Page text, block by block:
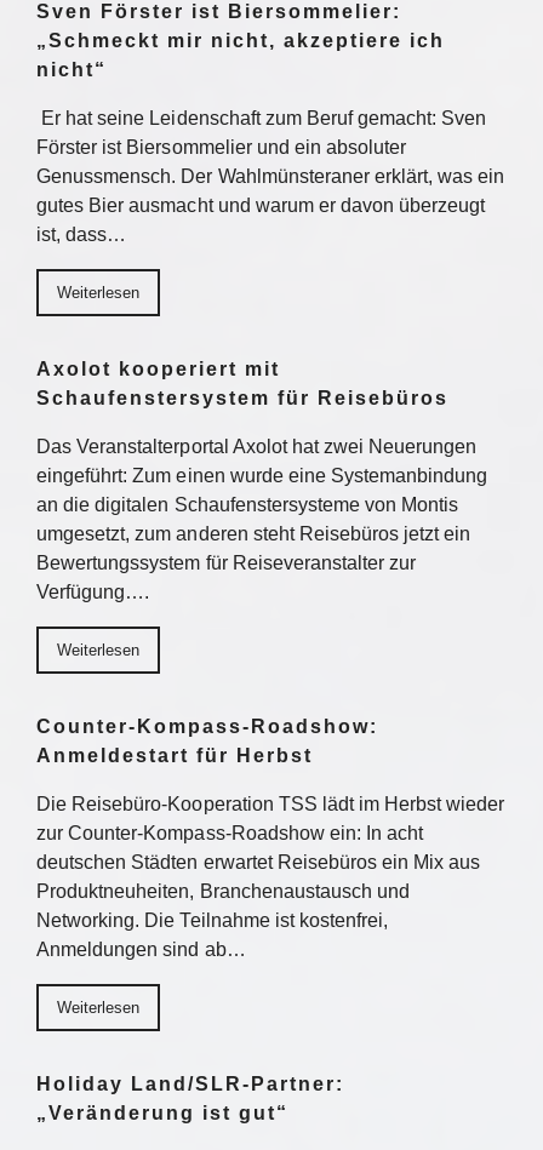
Sven Förster ist Biersommelier:
„Schmeckt mir nicht, akzeptiere ich
nicht“
Er hat seine Leidenschaft zum Beruf gemacht: Sven
Förster ist Biersommelier und ein absoluter
Genussmensch. Der Wahlmünsteraner erklärt, was ein
gutes Bier ausmacht und warum er davon überzeugt
ist, dass…
Weiterlesen
Axolot kooperiert mit
Schaufenstersystem für Reisebüros
Das Veranstalterportal Axolot hat zwei Neuerungen
eingeführt: Zum einen wurde eine Systemanbindung
an die digitalen Schaufenstersysteme von Montis
umgesetzt, zum anderen steht Reisebüros jetzt ein
Bewertungssystem für Reiseveranstalter zur
Verfügung….
Weiterlesen
Counter-Kompass-Roadshow:
Anmeldestart für Herbst
Die Reisebüro-Kooperation TSS lädt im Herbst wieder
zur Counter-Kompass-Roadshow ein: In acht
deutschen Städten erwartet Reisebüros ein Mix aus
Produktneuheiten, Branchenaustausch und
Networking. Die Teilnahme ist kostenfrei,
Anmeldungen sind ab…
Weiterlesen
Holiday Land/SLR-Partner:
„Veränderung ist gut“